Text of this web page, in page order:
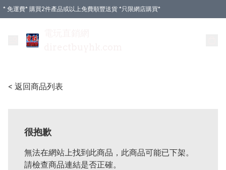
* 免運費* 購買2件產品或以上免費順豐送貨 *只限網店購買*
< 返回商品列表
很抱歉
無法在網站上找到此商品，此商品可能已下架。
請檢查商品連結是否正確。